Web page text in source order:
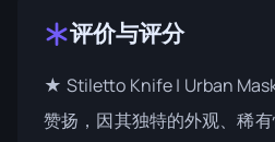
评价与评分
★ Stiletto Knife | Urban
赞扬，因其独特的外观、稀